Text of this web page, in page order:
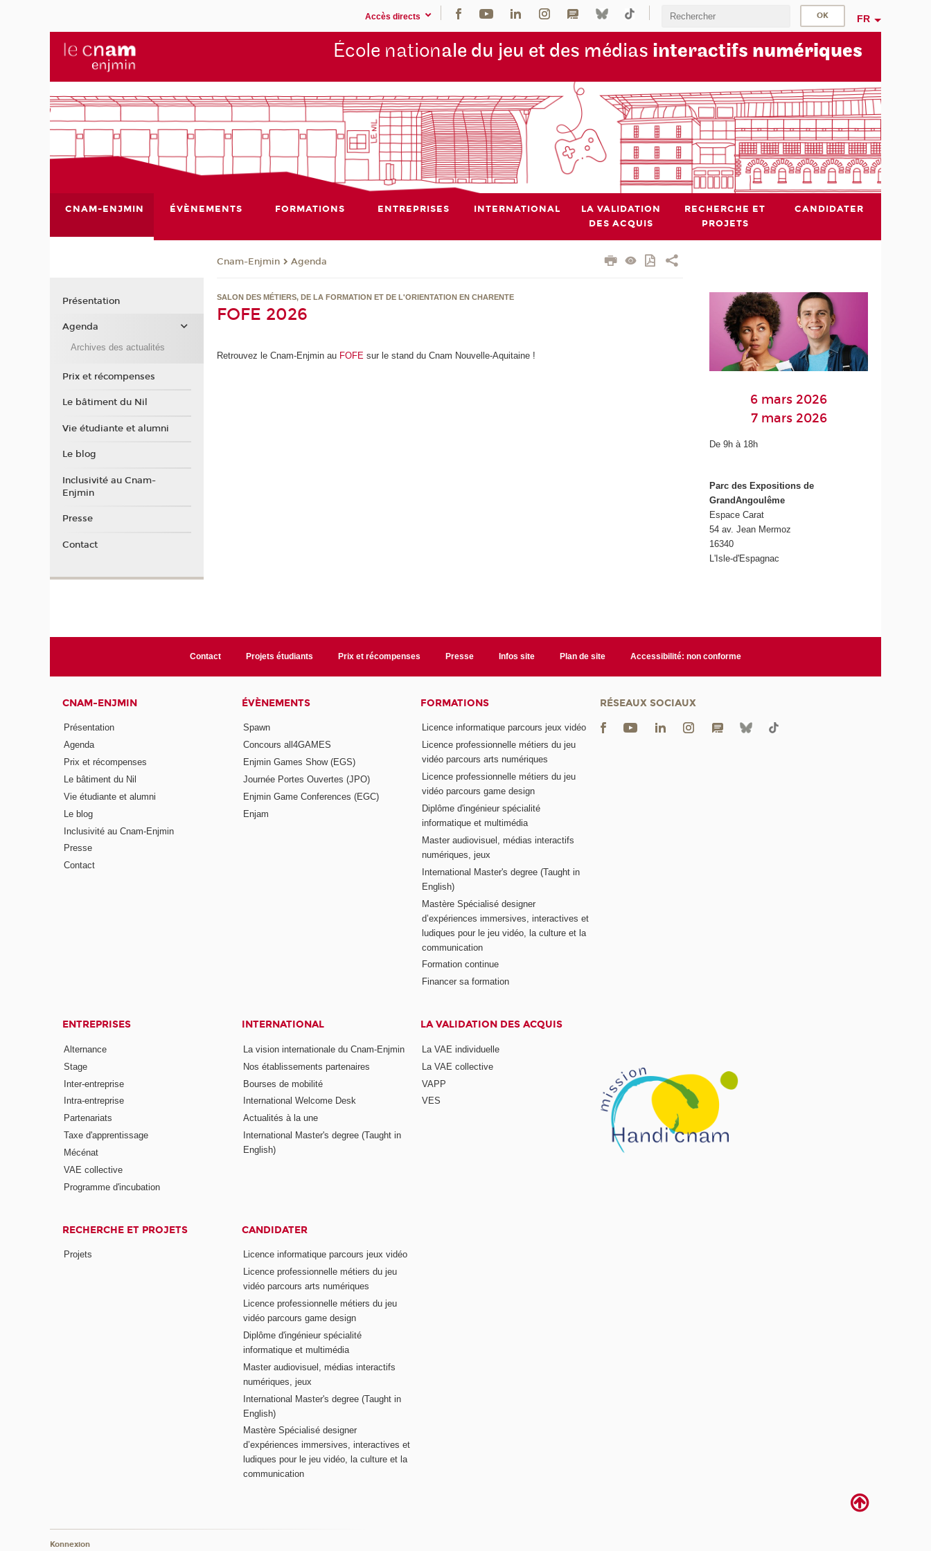
Accès directs FR
École nationale du jeu et des médias interactifs numériques
CNAM-ENJMIN ÉVÈNEMENTS FORMATIONS ENTREPRISES INTERNATIONAL
LA VALIDATION
DES ACQUIS
RECHERCHE ET
PROJETS
CANDIDATER
Cnam-Enjmin Agenda
SALON DES MÉTIERS, DE LA FORMATION ET DE L'ORIENTATION EN CHARENTE
FOFE 2026
Retrouvez le Cnam-Enjmin au FOFE sur le stand du Cnam Nouvelle-Aquitaine !
6 mars 2026
7 mars 2026
De 9h à 18h
Parc des Expositions de
GrandAngoulême
Espace Carat
54 av. Jean Mermoz
16340
L'Isle-d'Espagnac
Présentation
Agenda
Archives des actualités
Prix et récompenses
Le bâtiment du Nil
Vie étudiante et alumni
Le blog
Inclusivité au Cnam-
Enjmin
Presse
Contact
Contact Projets étudiants Prix et récompenses Presse Infos site Plan de site Accessibilité: non conforme
CNAM-ENJMIN
Présentation
Agenda
Prix et récompenses
Le bâtiment du Nil
Vie étudiante et alumni
Le blog
Inclusivité au Cnam-Enjmin
Presse
Contact
ÉVÈNEMENTS
Spawn
Concours all4GAMES
Enjmin Games Show (EGS)
Journée Portes Ouvertes (JPO)
Enjmin Game Conferences (EGC)
Enjam
FORMATIONS
Licence informatique parcours jeux vidéo
Licence professionnelle métiers du jeu
vidéo parcours arts numériques
Licence professionnelle métiers du jeu
vidéo parcours game design
Diplôme d'ingénieur spécialité
informatique et multimédia
Master audiovisuel, médias interactifs
numériques, jeux
International Master's degree (Taught in
English)
Mastère Spécialisé designer
d’expériences immersives, interactives et
ludiques pour le jeu vidéo, la culture et la
communication
Formation continue
Financer sa formation
ENTREPRISES
Alternance
Stage
Inter-entreprise
Intra-entreprise
Partenariats
Taxe d'apprentissage
Mécénat
VAE collective
Programme d'incubation
INTERNATIONAL
La vision internationale du Cnam-Enjmin
Nos établissements partenaires
Bourses de mobilité
International Welcome Desk
Actualités à la une
International Master's degree (Taught in
English)
LA VALIDATION DES ACQUIS
La VAE individuelle
La VAE collective
VAPP
VES
RECHERCHE ET PROJETS
Projets
CANDIDATER
Licence informatique parcours jeux vidéo
Licence professionnelle métiers du jeu
vidéo parcours arts numériques
Licence professionnelle métiers du jeu
vidéo parcours game design
Diplôme d'ingénieur spécialité
informatique et multimédia
Master audiovisuel, médias interactifs
numériques, jeux
International Master's degree (Taught in
English)
Mastère Spécialisé designer
d’expériences immersives, interactives et
ludiques pour le jeu vidéo, la culture et la
communication
RÉSEAUX SOCIAUX
Konnexion